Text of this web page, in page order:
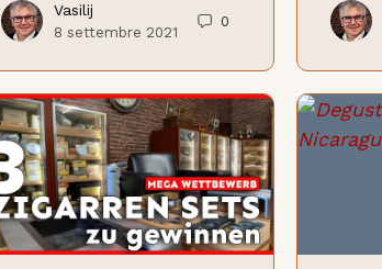
Vasilij
8 settembre 2021
0